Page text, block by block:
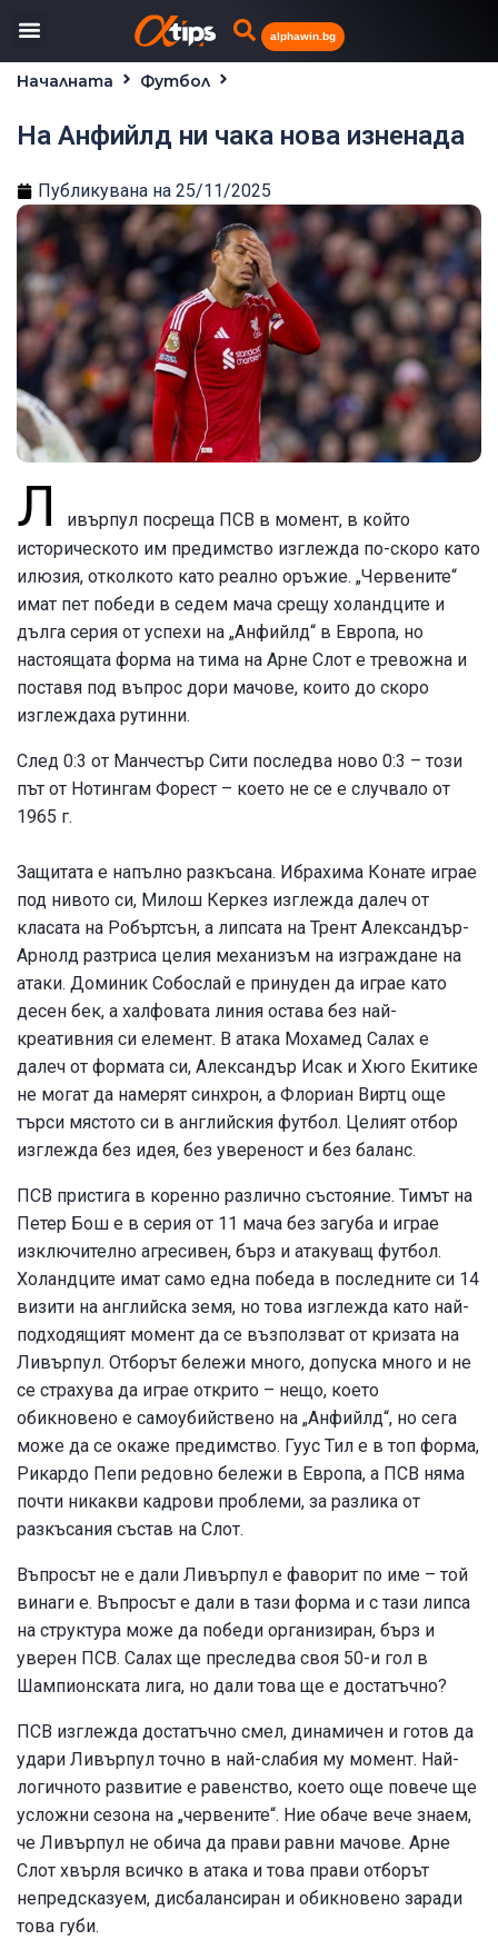
alphawin.bg
Началната
Футбол
На Анфийлд ни чака нова изненада
Публикувана на 25/11/2025
Л
ивърпул посреща ПСВ в момент, в който
историческото им предимство изглежда по-скоро като
илюзия, отколкото като реално оръжие. „Червените“
имат пет победи в седем мача срещу холандците и
дълга серия от успехи на „Анфийлд“ в Европа, но
настоящата форма на тима на Арне Слот е тревожна и
поставя под въпрос дори мачове, които до скоро
изглеждаха рутинни.
След 0:3 от Манчестър Сити последва ново 0:3 – този
път от Нотингам Форест – което не се е случвало от
1965 г.
Защитата е напълно разкъсана. Ибрахима Конате играе
под нивото си, Милош Керкез изглежда далеч от
класата на Робъртсън, а липсата на Трент Александър-
Арнолд разтриса целия механизъм на изграждане на
атаки. Доминик Собослай е принуден да играе като
десен бек, а халфовата линия остава без най-
креативния си елемент. В атака Мохамед Салах е
далеч от формата си, Александър Исак и Хюго Екитике
не могат да намерят синхрон, а Флориан Виртц още
търси мястото си в английския футбол. Целият отбор
изглежда без идея, без увереност и без баланс.
ПСВ пристига в коренно различно състояние. Тимът на
Петер Бош е в серия от 11 мача без загуба и играе
изключително агресивен, бърз и атакуващ футбол.
Холандците имат само една победа в последните си 14
визити на английска земя, но това изглежда като най-
подходящият момент да се възползват от кризата на
Ливърпул. Отборът бележи много, допуска много и не
се страхува да играе открито – нещо, което
обикновено е самоубийствено на „Анфийлд“, но сега
може да се окаже предимство. Гуус Тил е в топ форма,
Рикардо Пепи редовно бележи в Европа, а ПСВ няма
почти никакви кадрови проблеми, за разлика от
разкъсания състав на Слот.
Въпросът не е дали Ливърпул е фаворит по име – той
винаги е. Въпросът е дали в тази форма и с тази липса
на структура може да победи организиран, бърз и
уверен ПСВ. Салах ще преследва своя 50-и гол в
Шампионската лига, но дали това ще е достатъчно?
ПСВ изглежда достатъчно смел, динамичен и готов да
удари Ливърпул точно в най-слабия му момент. Най-
логичното развитие е равенство, което още повече ще
усложни сезона на „червените“. Ние обаче вече знаем,
че Ливърпул не обича да прави равни мачове. Арне
Слот хвърля всичко в атака и това прави отборът
непредсказуем, дисбалансиран и обикновено заради
това губи.